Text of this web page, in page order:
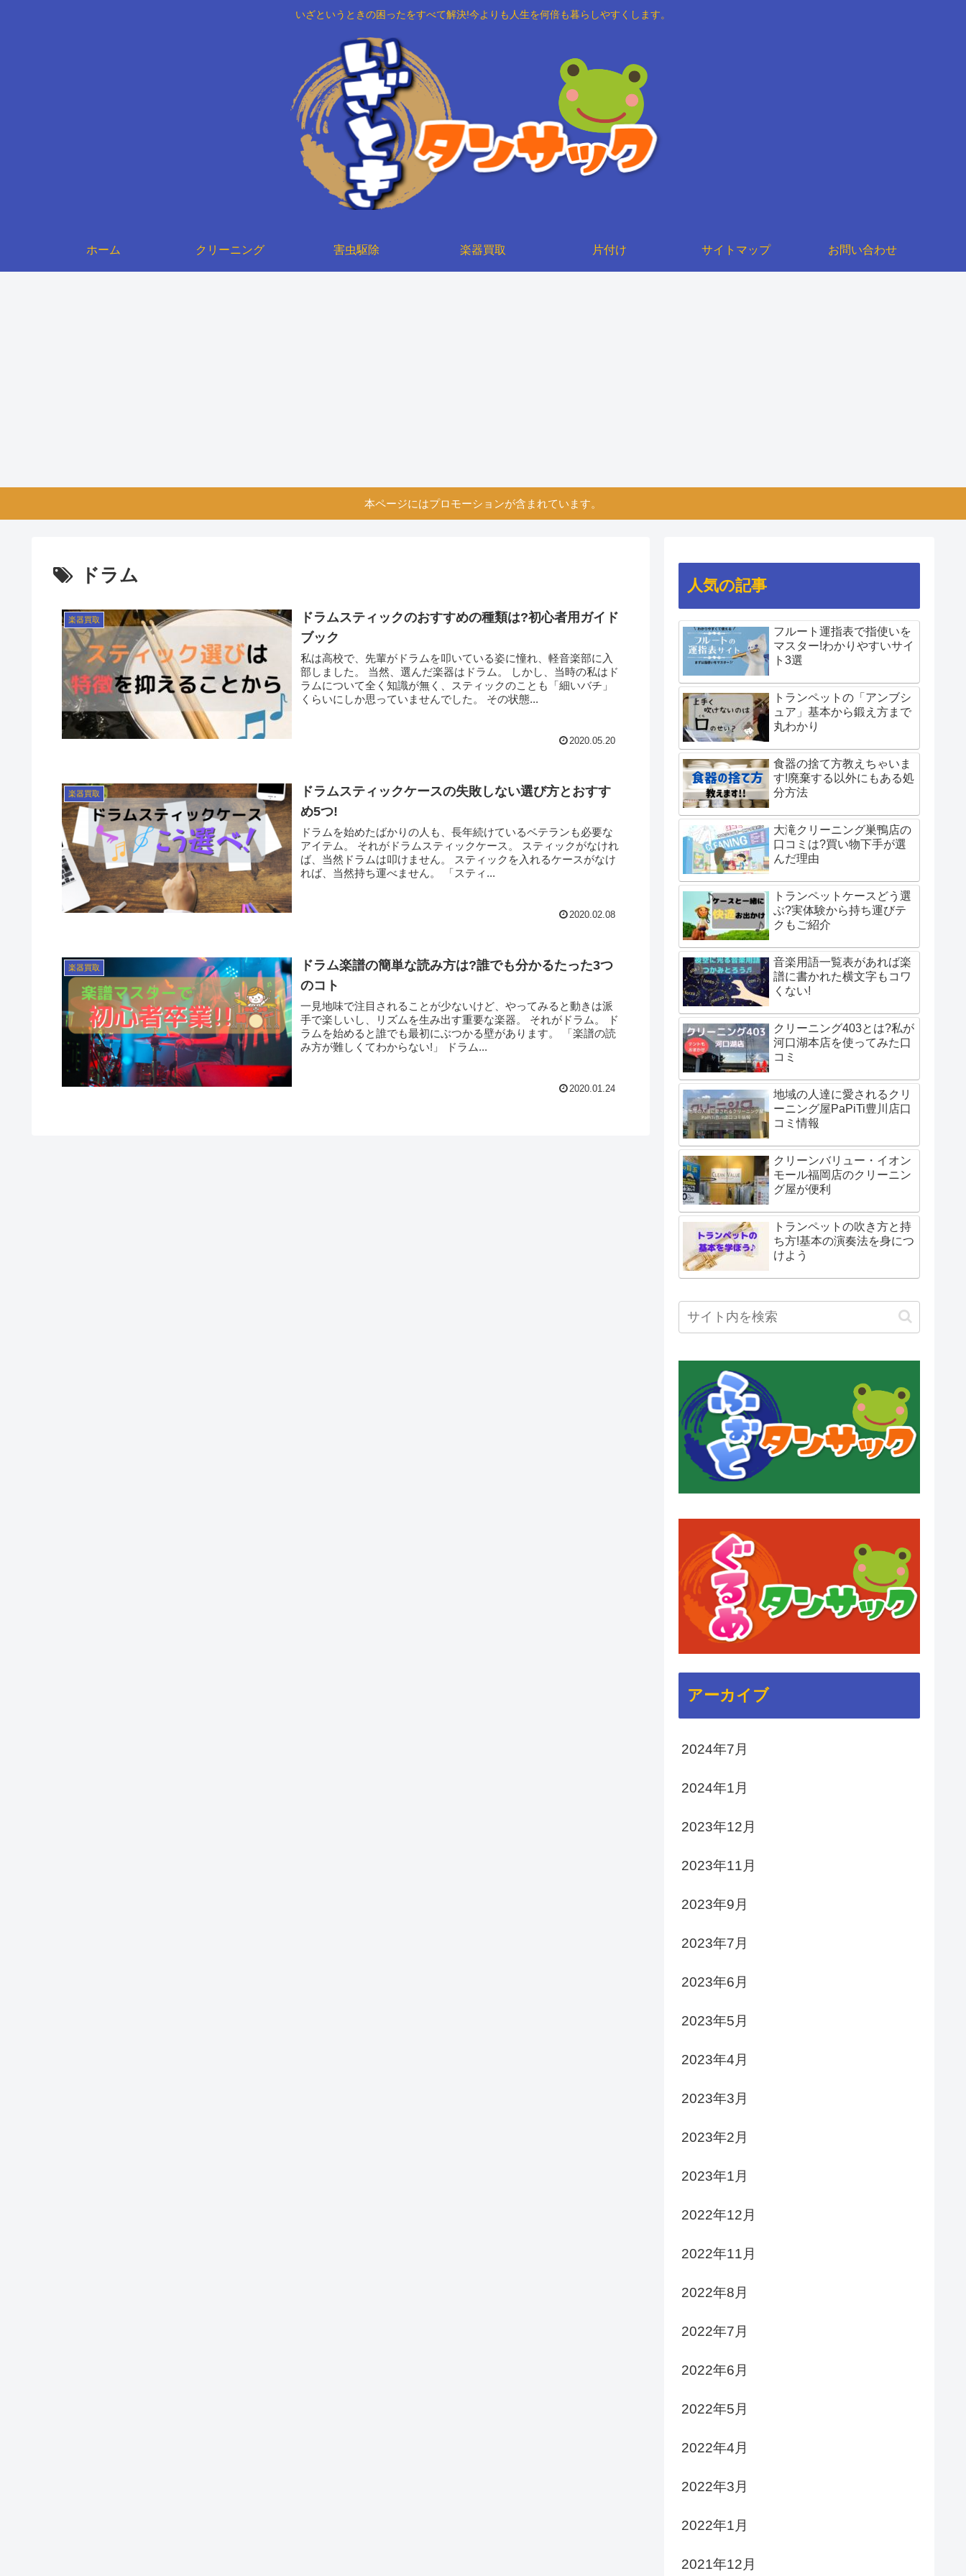
いざというときの困ったをすべて解決!今よりも人生を何倍も暮らしやすくします。
ホーム クリーニング 害虫駆除 楽器買取 片付け サイトマップ お問い合わせ
本ページにはプロモーションが含まれています。
ドラム
楽器買取
ドラムスティックのおすすめの種類は?初心者用ガイド
ブック
私は高校で、先輩がドラムを叩いている姿に憧れ、軽音楽部に入
部しました。 当然、選んだ楽器はドラム。 しかし、当時の私はド
ラムについて全く知識が無く、スティックのことも「細いバチ」
くらいにしか思っていませんでした。 その状態...
2020.05.20
楽器買取
ドラムスティックケースの失敗しない選び方とおすす
め5つ!
ドラムを始めたばかりの人も、長年続けているベテランも必要な
アイテム。 それがドラムスティックケース。 スティックがなけれ
ば、当然ドラムは叩けません。 スティックを入れるケースがなけ
れば、当然持ち運べません。 「スティ...
2020.02.08
楽器買取
ドラム楽譜の簡単な読み方は?誰でも分かるたった3つ
のコト
一見地味で注目されることが少ないけど、やってみると動きは派
手で楽しいし、リズムを生み出す重要な楽器。 それがドラム。 ド
ラムを始めると誰でも最初にぶつかる壁があります。 「楽譜の読
み方が難しくてわからない!」 ドラム...
2020.01.24
人気の記事
フルート運指表で指使いを
マスター!わかりやすいサイ
ト3選
トランペットの「アンブシ
ュア」基本から鍛え方まで
丸わかり
食器の捨て方教えちゃいま
す!廃棄する以外にもある処
分方法
大滝クリーニング巣鴨店の
口コミは?買い物下手が選
んだ理由
トランペットケースどう選
ぶ?実体験から持ち運びテ
クもご紹介
音楽用語一覧表があれば楽
譜に書かれた横文字もコワ
くない!
クリーニング403とは?私が
河口湖本店を使ってみた口
コミ
地域の人達に愛されるクリ
ーニング屋PaPiTi豊川店口
コミ情報
クリーンバリュー・イオン
モール福岡店のクリーニン
グ屋が便利
トランペットの吹き方と持
ち方!基本の演奏法を身につ
けよう
アーカイブ
2024年7月
2024年1月
2023年12月
2023年11月
2023年9月
2023年7月
2023年6月
2023年5月
2023年4月
2023年3月
2023年2月
2023年1月
2022年12月
2022年11月
2022年8月
2022年7月
2022年6月
2022年5月
2022年4月
2022年3月
2022年1月
2021年12月